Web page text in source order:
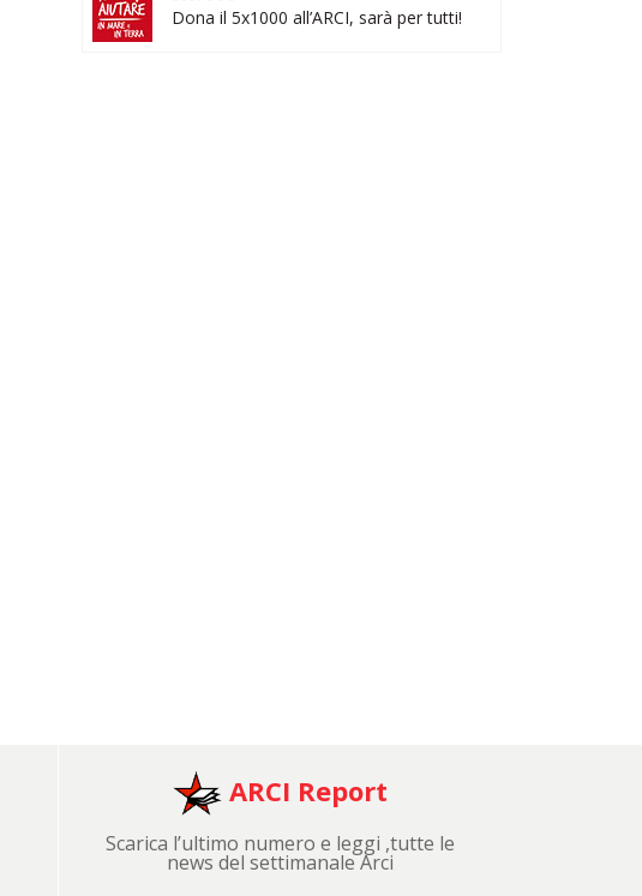
Dona il 5x1000 all’ARCI, sarà per tutti!
ARCI Report
Scarica l’ultimo numero e leggi ,tutte le
news del settimanale Arci